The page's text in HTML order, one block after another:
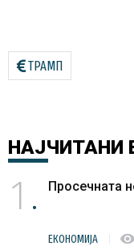
ТРАМП
НАЈЧИТАНИ
1 Просечната
ЕКОНОМИЈА visibility